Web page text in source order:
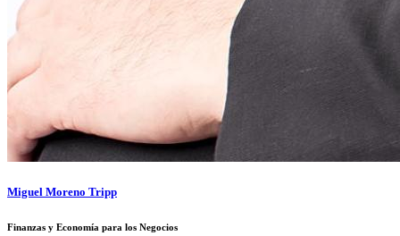
Miguel Moreno Tripp
Finanzas y Economía para los Negocios